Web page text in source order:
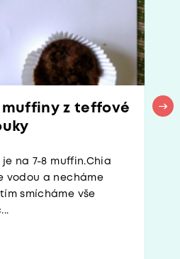
muffiny z teffové
na 7-8 muffin.Chia
vodou a necháme
smícháme vše